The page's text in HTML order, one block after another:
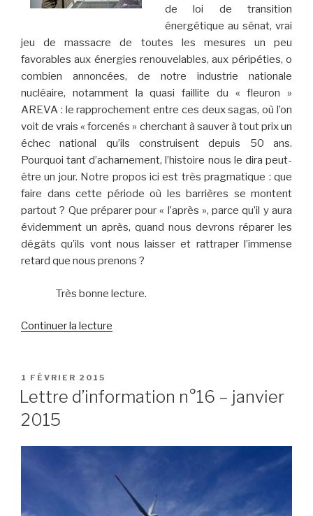
de loi de transition
énergétique au sénat, vrai
jeu de massacre de toutes les mesures un peu
favorables aux énergies renouvelables, aux péripéties, o
combien annoncées, de notre industrie nationale
nucléaire, notamment la quasi faillite du « fleuron »
AREVA : le rapprochement entre ces deux sagas, où l’on
voit de vrais « forcenés » cherchant à sauver à tout prix un
échec national qu’ils construisent depuis 50 ans.
Pourquoi tant d’acharnement, l’histoire nous le dira peut-
être un jour. Notre propos ici est très pragmatique : que
faire dans cette période où les barrières se montent
partout ? Que préparer pour « l’après », parce qu’il y aura
évidemment un après, quand nous devrons réparer les
dégâts qu’ils vont nous laisser et rattraper l’immense
retard que nous prenons ?
Très bonne lecture.
Continuer la lecture
–
PUBLIÉ
LE
1 FÉVRIER 2015
Lettre d’information n°16 – janvier
2015